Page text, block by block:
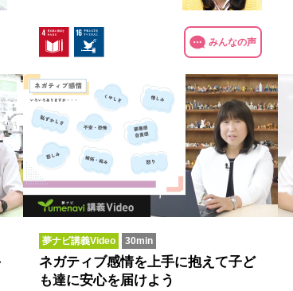
みんなの声
夢ナビ講義Video 30min
ネガティブ感情を上手に抱えて子ど
も達に安心を届けよう